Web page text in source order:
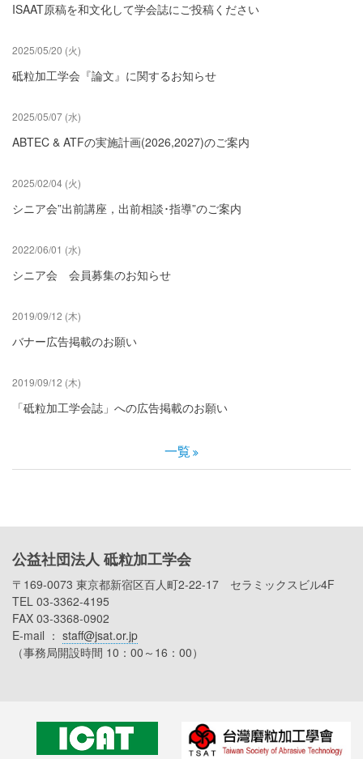
ISAAT原稿を和文化して学会誌にご投稿ください
2025/05/20 (火)
砥粒加工学会『論文』に関するお知らせ
2025/05/07 (水)
ABTEC & ATFの実施計画(2026,2027)のご案内
2025/02/04 (火)
シニア会”出前講座，出前相談･指導”のご案内
2022/06/01 (水)
シニア会 会員募集のお知らせ
2019/09/12 (木)
バナー広告掲載のお願い
2019/09/12 (木)
「砥粒加工学会誌」への広告掲載のお願い
一覧
公益社団法人 砥粒加工学会
〒169-0073 東京都新宿区百人町2-22-17 セラミックスビル4F
TEL 03-3362-4195
FAX 03-3368-0902
E-mail ： staff@jsat.or.jp
（事務局開設時間 10：00～16：00）